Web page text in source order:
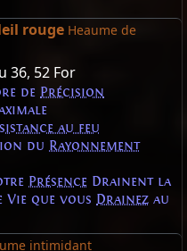
rouge Heaume de
36, 52 For
de Précision
au feu
du Rayonnement
Présence Drainent la
Vie que vous Drainez au
intimidant